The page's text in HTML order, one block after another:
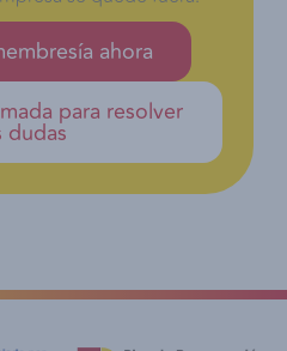
ahora
para resolver
dudas